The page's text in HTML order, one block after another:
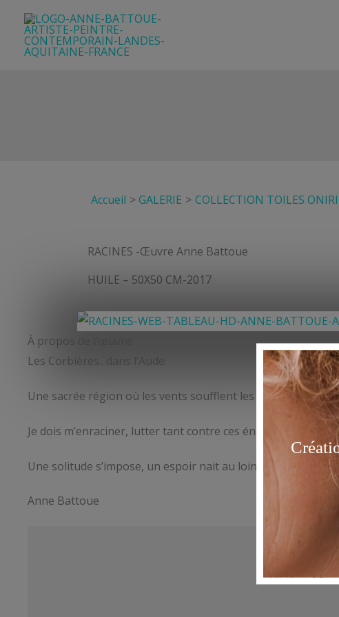
contenu
Accueil GALERIE COLLECTION TOILES
RACINES -Œuvre Anne Battoue
HUILE – 50X50 CM-2017
À propos de l’œuvre
Les Corbières.. dans l’Aude.
Une sacrée région où les vents soufflent les uns contre les
Je dois m’enraciner, lutter tant contre ces énergies de la
Une solitude s’impose, un espoir nait au loin..
Anne Battoue